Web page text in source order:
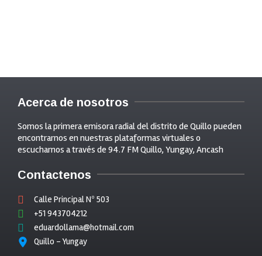
Acerca de nosotros
Somos la primera emisora radial del distrito de Quillo pueden
encontrarnos en nuestras plataformas virtuales o
escucharnos a través de 94.7 FM Quillo, Yungay, Ancash
Contactenos
Calle Principal Nº 503
+51 943704212
eduardollama@hotmail.com
Quillo - Yungay